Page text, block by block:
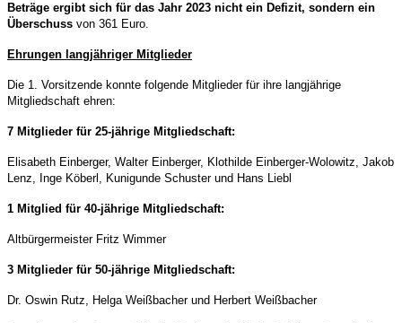
Beträge ergibt sich für das Jahr 2023 nicht ein Defizit, sondern ein
Überschuss von 361 Euro.
Ehrungen langjähriger Mitglieder
Die 1. Vorsitzende konnte folgende Mitglieder für ihre langjährige
Mitgliedschaft ehren:
7 Mitglieder für 25-jährige Mitgliedschaft:
Elisabeth Einberger, Walter Einberger, Klothilde Einberger-Wolowitz, Jakob
Lenz, Inge Köberl, Kunigunde Schuster und Hans Liebl
1 Mitglied für 40-jährige Mitgliedschaft:
Altbürgermeister Fritz Wimmer
3 Mitglieder für 50-jährige Mitgliedschaft:
Dr. Oswin Rutz, Helga Weißbacher und Herbert Weißbacher